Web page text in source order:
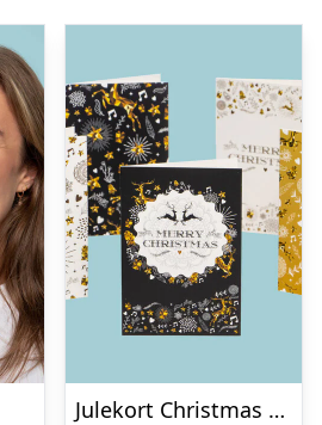
Julekort Christmas – 10-pak